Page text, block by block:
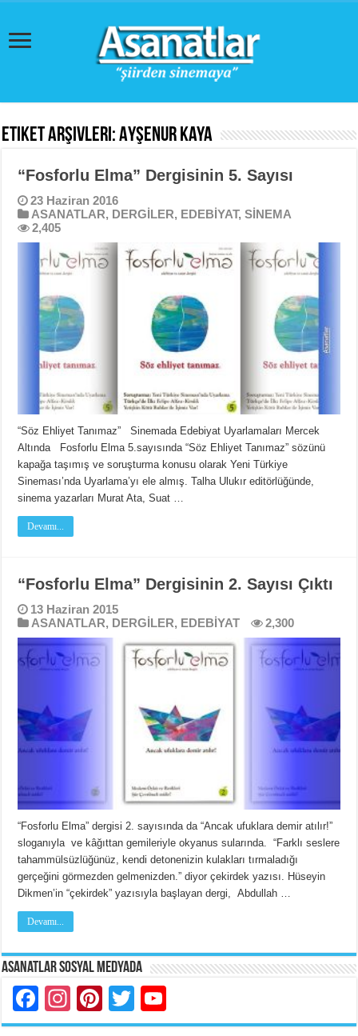
Etiket Arşivleri:Ayşenur Kaya
“Fosforlu Elma” Dergisinin 5. Sayısı
23 Haziran 2016
ASANATLAR, DERGİLER, EDEBİYAT,SİNEMA
2,405
“Söz Ehliyet Tanımaz” Sinemada Edebiyat Uyarlamaları Mercek
Altında Fosforlu Elma 5.sayısında “Söz Ehliyet Tanımaz” sözünü
kapağa taşımış ve soruşturma konusu olarak Yeni Türkiye
Sineması’nda Uyarlama’yı ele almış. Talha Ulukır editörlüğünde,
sinema yazarları Murat Ata, Suat …
Devamı...
“Fosforlu Elma” Dergisinin 2. Sayısı Çıktı
13 Haziran 2015
ASANATLAR, DERGİLER, EDEBİYAT 2,300
“Fosforlu Elma” dergisi 2. sayısında da “Ancak ufuklara demir atılır!”
sloganıyla ve kâğıttan gemileriyle okyanus sularında. “Farklı seslere
tahammülsüzlüğünüz, kendi detonenizin kulakları tırmaladığı
gerçeğini görmezden gelmenizden.” diyor çekirdek yazısı. Hüseyin
Dikmen’in “çekirdek” yazısıyla başlayan dergi, Abdullah …
Devamı...
Asanatlar Sosyal Medyada
Facebook
Instagram
Pinterest
Twitter